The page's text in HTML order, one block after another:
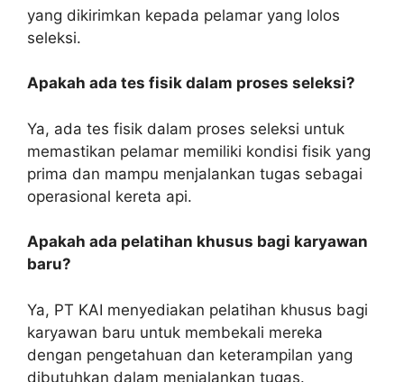
yang dikirimkan kepada pelamar yang lolos
seleksi.
Apakah ada tes fisik dalam proses seleksi?
Ya, ada tes fisik dalam proses seleksi untuk
memastikan pelamar memiliki kondisi fisik yang
prima dan mampu menjalankan tugas sebagai
operasional kereta api.
Apakah ada pelatihan khusus bagi karyawan
baru?
Ya, PT KAI menyediakan pelatihan khusus bagi
karyawan baru untuk membekali mereka
dengan pengetahuan dan keterampilan yang
dibutuhkan dalam menjalankan tugas.